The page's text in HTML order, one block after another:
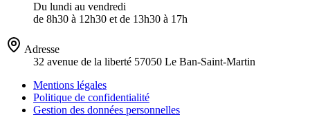
Du lundi au vendredi
de 8h30 à 12h30 et de 13h30 à 17h
Adresse
32 avenue de la liberté 57050 Le Ban-Saint-Martin
Mentions légales
Politique de confidentialité
Gestion des données personnelles